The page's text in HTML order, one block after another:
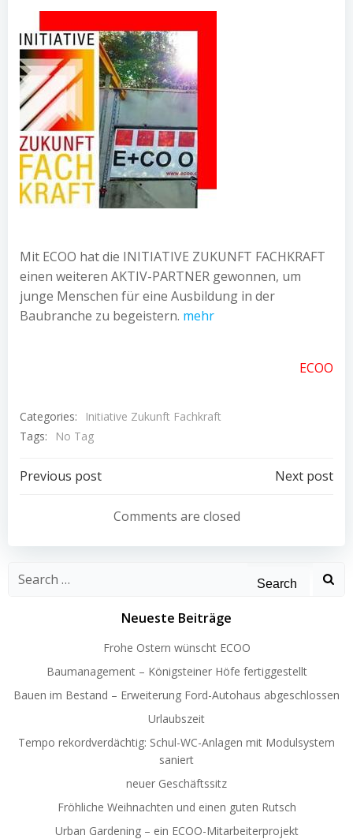
Mit ECOO hat die INITIATIVE ZUKUNFT FACHKRAFT
einen weiteren AKTIV-PARTNER gewonnen, um
junge Menschen für eine Ausbildung in der
Baubranche zu begeistern. mehr
ECOO
Categories:
Initiative Zukunft Fachkraft
Tags:
No Tag
Post
navigation
Previous post
navigation
Next post
Comments are closed
Search
Neueste Beiträge
Frohe Ostern wünscht ECOO
Baumanagement – Königsteiner Höfe fertiggestellt
Bauen im Bestand – Erweiterung Ford-Autohaus abgeschlossen
Urlaubszeit
Tempo rekordverdächtig: Schul-WC-Anlagen mit Modulsystem
saniert
neuer Geschäftssitz
Fröhliche Weihnachten und einen guten Rutsch
Urban Gardening – ein ECOO-Mitarbeiterprojekt